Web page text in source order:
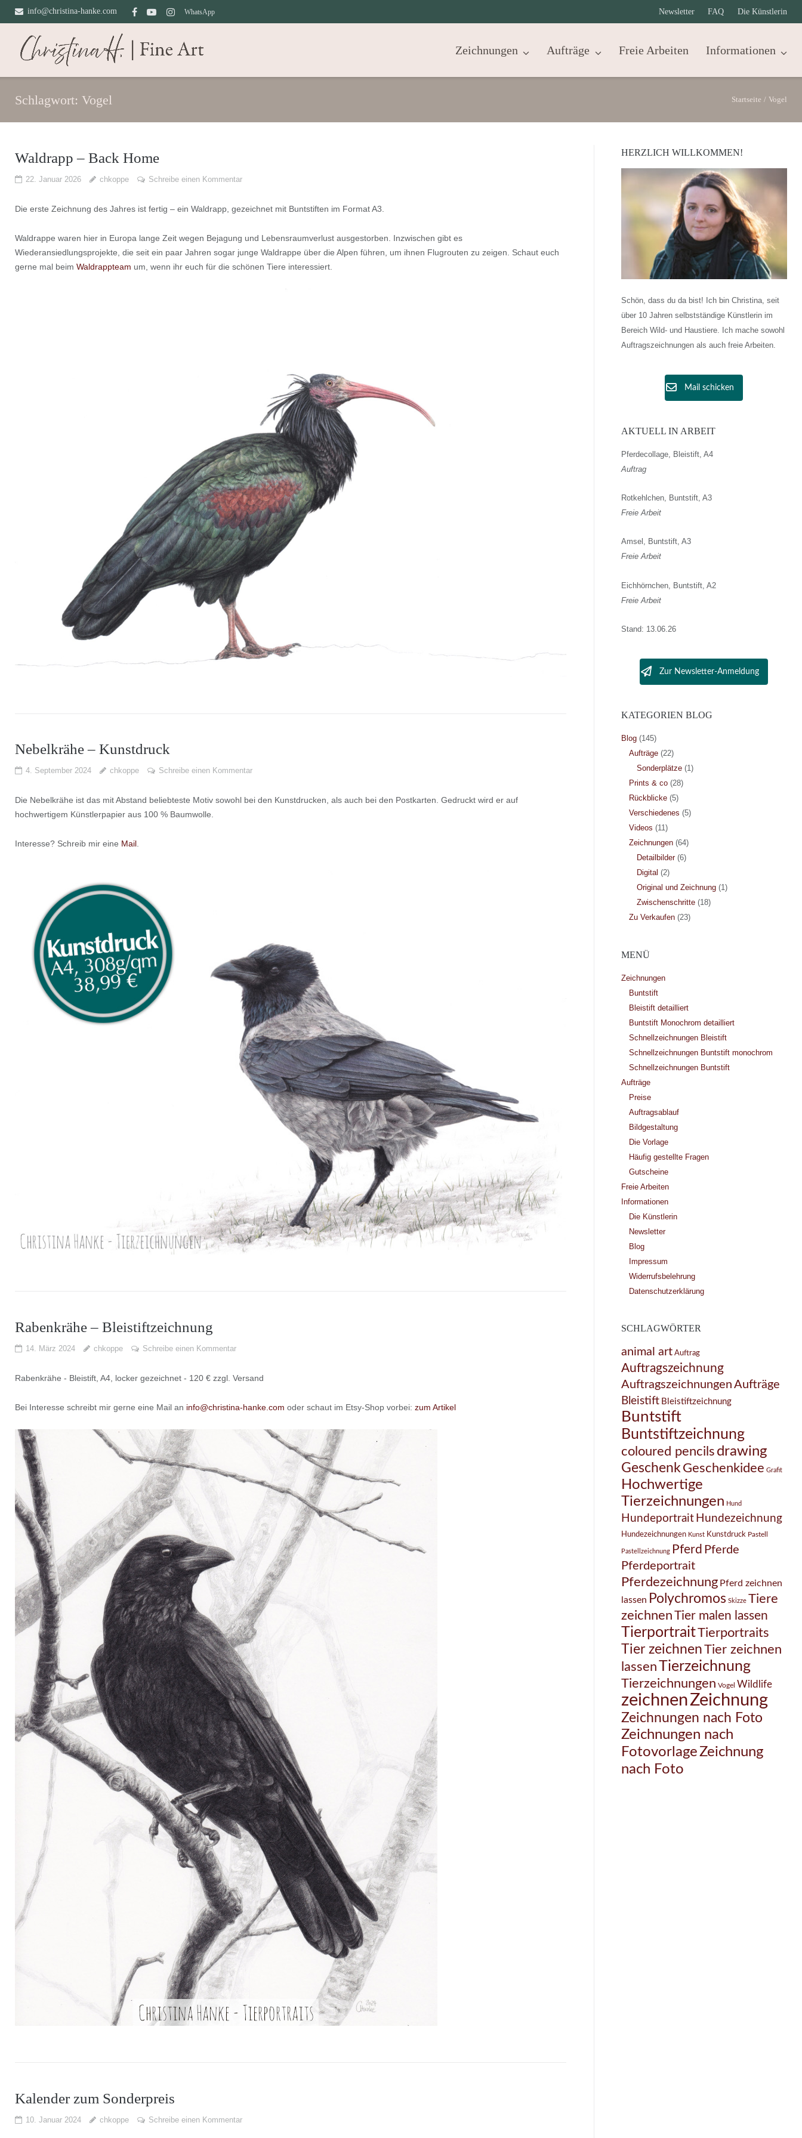
Direkt
info@christina-hanke.com WhatsApp Newsletter FAQ Die Künstlerin
Zeichnungen Aufträge Freie Arbeiten Informationen
Schlagwort: Vogel Startseite / Vogel
Waldrapp – Back Home
22. Januar 2026 chkoppe Schreibe einen Kommentar
Die erste Zeichnung des Jahres ist fertig – ein Waldrapp, gezeichnet mit Buntstiften im Format A3.
Waldrappe waren hier in Europa lange Zeit wegen Bejagung und Lebensraumverlust ausgestorben. Inzwischen gibt es
Wiederansiedlungsprojekte, die seit ein paar Jahren sogar junge Waldrappe über die Alpen führen, um ihnen Flugrouten zu zeigen. Schaut euch
gerne mal beim Waldrappteam um, wenn ihr euch für die schönen Tiere interessiert.
Nebelkrähe – Kunstdruck
4. September 2024 chkoppe Schreibe einen Kommentar
Die Nebelkrähe ist das mit Abstand beliebteste Motiv sowohl bei den Kunstdrucken, als auch bei den Postkarten. Gedruckt wird er auf
hochwertigem Künstlerpapier aus 100 % Baumwolle.
Interesse? Schreib mir eine Mail.
Rabenkrähe – Bleistiftzeichnung
14. März 2024 chkoppe Schreibe einen Kommentar
Rabenkrähe - Bleistift, A4, locker gezeichnet - 120 € zzgl. Versand
Bei Interesse schreibt mir gerne eine Mail an info@christina-hanke.com oder schaut im Etsy-Shop vorbei: zum Artikel
Kalender zum Sonderpreis
10. Januar 2024 chkoppe Schreibe einen Kommentar
HERZLICH WILLKOMMEN!
Schön, dass du da bist! Ich bin Christina, seit
über 10 Jahren selbstständige Künstlerin im
Bereich Wild- und Haustiere. Ich mache sowohl
Auftragszeichnungen als auch freie Arbeiten.
Mail schicken
AKTUELL IN ARBEIT
Pferdecollage, Bleistift, A4
Auftrag
Rotkehlchen, Buntstift, A3
Freie Arbeit
Amsel, Buntstift, A3
Freie Arbeit
Eichhörnchen, Buntstift, A2
Freie Arbeit
Stand: 13.06.26
Zur Newsletter-Anmeldung
KATEGORIEN BLOG
Blog(145)
Aufträge(22)
Sonderplätze(1)
Prints & co(28)
Rückblicke(5)
Verschiedenes (5)
Videos (11)
Zeichnungen(64)
Detailbilder(6)
Digital (2)
Original und Zeichnung(1)
Zwischenschritte(18)
Zu Verkaufen(23)
MENÜ
Zeichnungen
Buntstift
Bleistift detailliert
Buntstift Monochrom detailliert
Schnellzeichnungen Bleistift
Schnellzeichnungen Buntstift monochrom
Schnellzeichnungen Buntstift
Aufträge
Preise
Auftragsablauf
Bildgestaltung
Die Vorlage
Häufig gestellte Fragen
Gutscheine
Freie Arbeiten
Informationen
Die Künstlerin
Newsletter
Blog
Impressum
Widerrufsbelehrung
Datenschutzerklärung
SCHLAGWÖRTER
animal art Auftrag
Auftragszeichnung
Auftragszeichnungen Aufträge
Bleistift Bleistiftzeichnung
Buntstift
Buntstiftzeichnung
coloured pencils drawing
Geschenk Geschenkidee Grafit
Hochwertige
Tierzeichnungen Hund
Hundeportrait Hundezeichnung
Hundezeichnungen Kunst Kunstdruck Pastell
Pastellzeichnung Pferd Pferde
Pferdeportrait
Pferdezeichnung Pferd zeichnen
lassen Polychromos Skizze Tiere
zeichnenTier malen lassen
TierportraitTierportraits
Tier zeichnenTier zeichnen
lassenTierzeichnung
Tierzeichnungen Vogel Wildlife
zeichnenZeichnung
Zeichnungen nach Foto
Zeichnungen nach
FotovorlageZeichnung
nach Foto